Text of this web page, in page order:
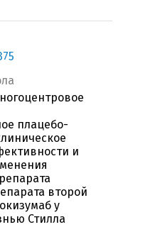
плацебо-
и
второй
у
Стилла